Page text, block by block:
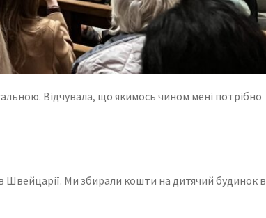
Відчувала, що якимось чином мені потрібно
Швейцарії. Ми збирали кошти на дитячий будинок в